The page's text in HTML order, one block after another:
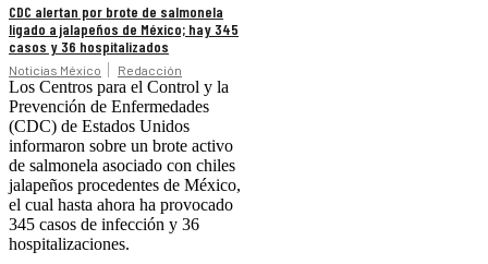
CDC alertan por brote de salmonela
ligado a jalapeños de México; hay 345
casos y 36 hospitalizados
Noticias México Redacción
Los Centros para el Control y la
Prevención de Enfermedades
(CDC) de Estados Unidos
informaron sobre un brote activo
de salmonela asociado con chiles
jalapeños procedentes de México,
el cual hasta ahora ha provocado
345 casos de infección y 36
hospitalizaciones.